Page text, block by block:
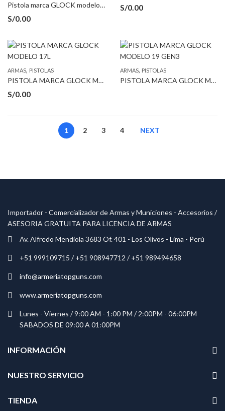
Pistola marca GLOCK modelo 17 Gen3
S/0.00
S/0.00
ARMAS, PISTOLAS
PISTOLA MARCA GLOCK MODELO 17L
S/0.00
ARMAS, PISTOLAS
PISTOLA MARCA GLOCK MODELO 19 GEN3
1 2 3 4 NEXT
Importador - Comercializador de Armas y Municiones - Accesorios /
ASESORIA GRATUITA PARA LICENCIA DE ARMAS
Av. Alfredo Mendiola 3683 Of. 401 - Los Olivos - Lima - Perú
+51 999109715 / +51 908947712 / +51 989494658
info@armeriatopguns.com
www.armeriatopguns.com
Lunes - Viernes / 9:00 AM - 1:00 PM / 2:00PM - 06:00PM
SABADOS DE 09:00 A 01:00PM
INFORMACIÓN
NUESTRO SERVICIO
TIENDA